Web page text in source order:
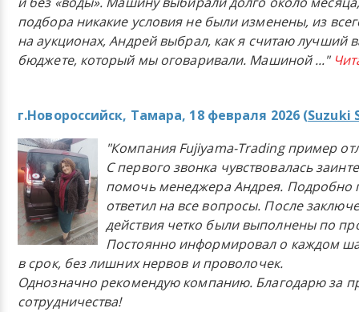
подбора никакие условия не были изменены, из
на аукционах, Андрей выбрал, как я считаю лучший
бюджете, который мы оговаривали. Машиной..."
г.Новороссийск, Тамара, 18 февраля 2026 (Suzuki
"Компания Fujiyama-Trading пример
С первого звонка чувствовалась
помочь менеджера Андрея. Подробно
ответил на все вопросы. После
действия четко были выполнены по
Постоянно информировал о каждом
в срок, без лишних нервов и проволочек.
Однозначно рекомендую компанию. Благодарю за
сотрудничества!